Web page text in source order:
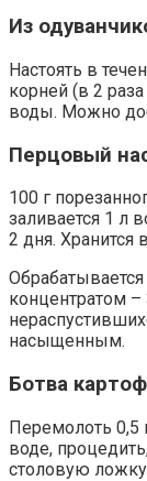
Из
Настоять в
корней (в 2
воды. Можно
Перцовый
100 г
заливается 1 л
2 дня. Хранится
концентратом
насыщенным.
Ботва
Перемолоть 0,5
воде,
столовую